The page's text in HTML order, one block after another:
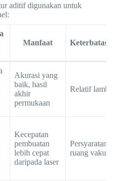
aditif digunakan untuk
Manfaat Keterbatasan
Akurasi yang
baik, hasil
akhir
permukaan
Relatif lambat
Kecepatan
pembuatan
lebih cepat
daripada laser
Persyaratan
ruang vakum